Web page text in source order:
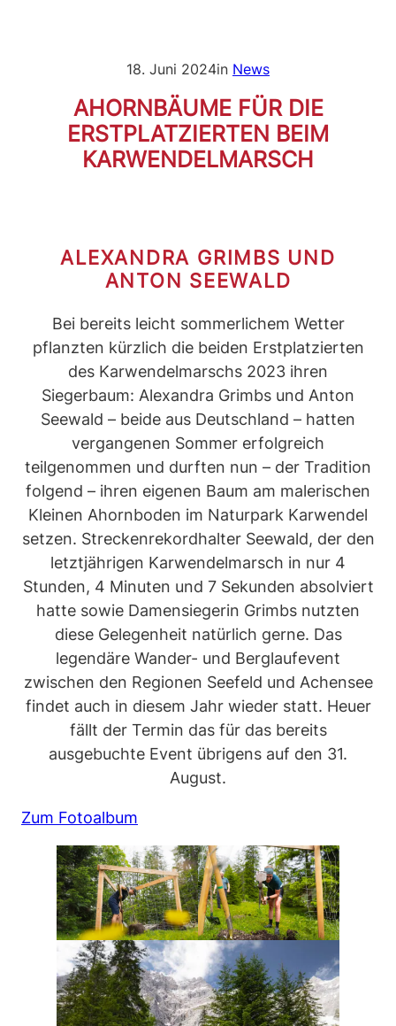
18. Juni 2024in News
AHORNBÄUME FÜR DIE
ERSTPLATZIERTEN BEIM
KARWENDELMARSCH
ALEXANDRA GRIMBS UND
ANTON SEEWALD
Bei bereits leicht sommerlichem Wetter
pflanzten kürzlich die beiden Erstplatzierten
des Karwendelmarschs 2023 ihren
Siegerbaum: Alexandra Grimbs und Anton
Seewald – beide aus Deutschland – hatten
vergangenen Sommer erfolgreich
teilgenommen und durften nun – der Tradition
folgend – ihren eigenen Baum am malerischen
Kleinen Ahornboden im Naturpark Karwendel
setzen. Streckenrekordhalter Seewald, der den
letztjährigen Karwendelmarsch in nur 4
Stunden, 4 Minuten und 7 Sekunden absolviert
hatte sowie Damensiegerin Grimbs nutzten
diese Gelegenheit natürlich gerne. Das
legendäre Wander- und Berglaufevent
zwischen den Regionen Seefeld und Achensee
findet auch in diesem Jahr wieder statt. Heuer
fällt der Termin das für das bereits
ausgebuchte Event übrigens auf den 31.
August.
Zum Fotoalbum